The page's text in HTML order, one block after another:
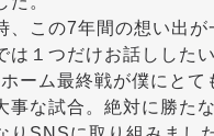
この7年間の想い出が
１つだけお話しした
ーム最終戦が僕にと
な試合。絶対に勝た